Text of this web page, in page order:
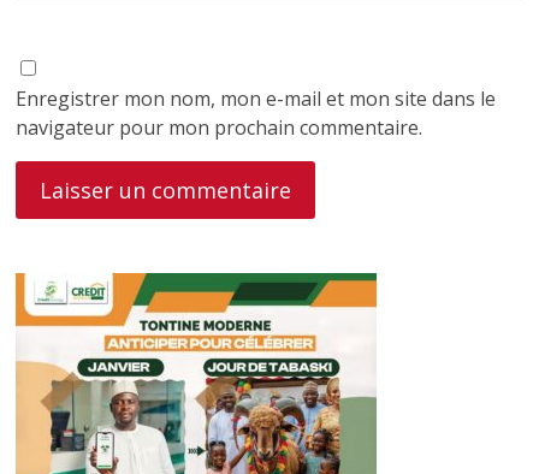
Enregistrer mon nom, mon e-mail et mon site dans le
navigateur pour mon prochain commentaire.